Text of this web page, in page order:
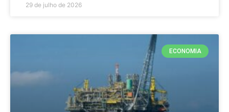
29 de julho de 2026
ECONOMIA